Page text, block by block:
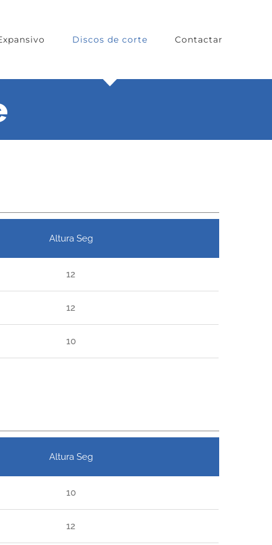
Discos de corte Contactar
Altura Seg
12
12
10
Altura Seg
10
12